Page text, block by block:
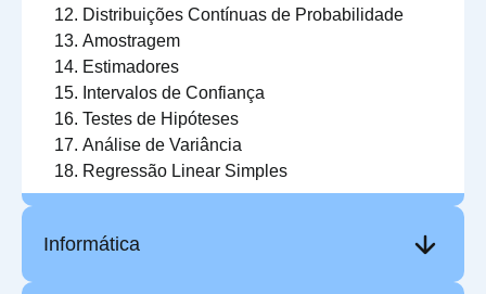
Distribuições Contínuas de Probabilidade
Amostragem
Estimadores
Intervalos de Confiança
Testes de Hipóteses
Análise de Variância
Regressão Linear Simples
Informática